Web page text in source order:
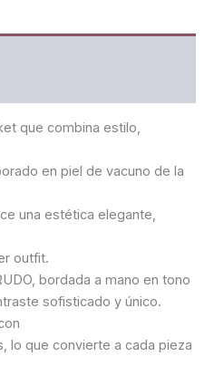
que combina estilo,
en piel de vacuno de la
una estética elegante,
outfit.
bordada a mano en tono
sofisticado y único.
lo que convierte a cada pieza